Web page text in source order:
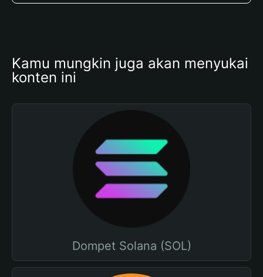
Kamu mungkin juga akan menyukai
konten ini
Dompet Solana (SOL)